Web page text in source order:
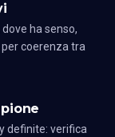
dove ha senso,
coerenza tra
definite: verifica